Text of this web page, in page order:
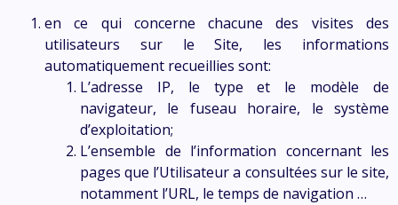
en ce qui concerne chacune des visites des
utilisateurs sur le Site, les informations
automatiquement recueillies sont:
L’adresse IP, le type et le modèle de
navigateur, le fuseau horaire, le système
d’exploitation;
L’ensemble de l’information concernant les
pages que l’Utilisateur a consultées sur le site,
notamment l’URL, le temps de navigation …